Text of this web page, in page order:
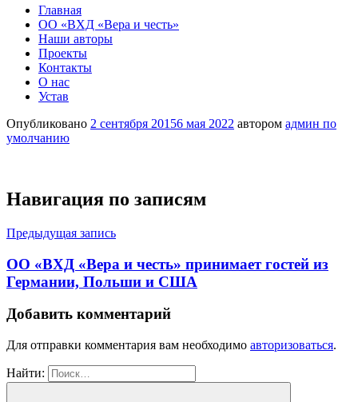
Главная
ОО «ВХД «Вера и честь»
Наши авторы
Проекты
Контакты
О нас
Устав
Опубликовано 2 сентября 20156 мая 2022 автором админ по
умолчанию
Навигация по записям
Предыдущая запись
OO «ВХД «Вера и честь» принимает гостей из
Германии, Польши и США
Добавить комментарий
Для отправки комментария вам необходимо авторизоваться.
Найти: